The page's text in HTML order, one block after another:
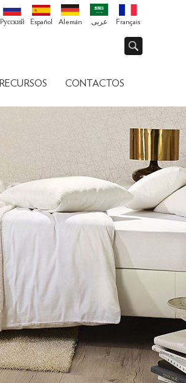
Pусский Español Alemán عربى Français
RECURSOS CONTACTOS